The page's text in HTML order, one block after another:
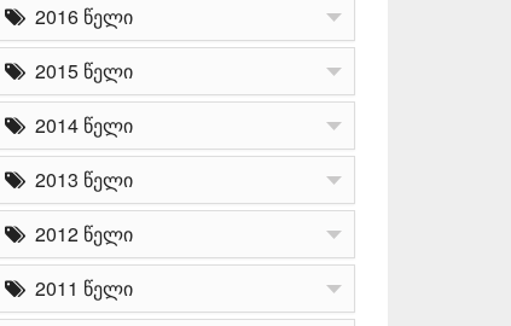
2016 წელი
2015 წელი
2014 წელი
2013 წელი
2012 წელი
2011 წელი